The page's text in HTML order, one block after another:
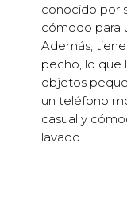
conocido por
cómodo para
Además,
pecho, lo que
objetos
un teléfono
casual y
lavado.